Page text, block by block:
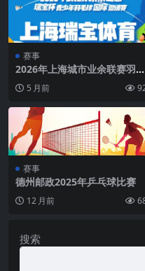
赛事
2026年上海城市业余联赛羽毛
杯 青少年羽毛球国际邀请赛
5 月前
赛事
德州邮政2025年乒乓球比赛
12 月前
搜索